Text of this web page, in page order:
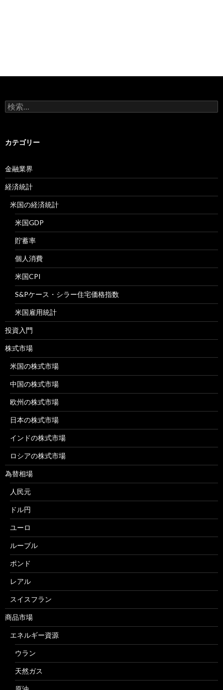
検
索:
カテゴリー
金融業界
経済統計
米国の経済統計
米国GDP
貯蓄率
個人消費
米国CPI
S&Pケース・シラー住宅価格指数
米国雇用統計
投資入門
株式市場
米国の株式市場
中国の株式市場
欧州の株式市場
日本の株式市場
インドの株式市場
ロシアの株式市場
為替相場
人民元
ドル円
ユーロ
ルーブル
ポンド
レアル
スイスフラン
商品市場
エネルギー資源
ウラン
天然ガス